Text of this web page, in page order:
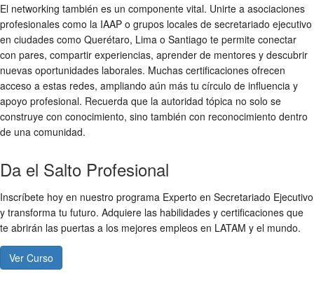
El networking también es un componente vital. Unirte a asociaciones
profesionales como la IAAP o grupos locales de secretariado ejecutivo
en ciudades como Querétaro, Lima o Santiago te permite conectar
con pares, compartir experiencias, aprender de mentores y descubrir
nuevas oportunidades laborales. Muchas certificaciones ofrecen
acceso a estas redes, ampliando aún más tu círculo de influencia y
apoyo profesional. Recuerda que la autoridad tópica no solo se
construye con conocimiento, sino también con reconocimiento dentro
de una comunidad.
Da el Salto Profesional
Inscríbete hoy en nuestro programa Experto en Secretariado Ejecutivo
y transforma tu futuro. Adquiere las habilidades y certificaciones que
te abrirán las puertas a los mejores empleos en LATAM y el mundo.
Ver Curso